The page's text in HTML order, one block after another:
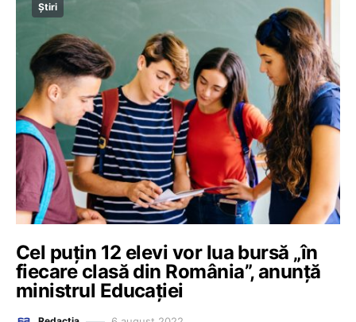
Știri
Cel puțin 12 elevi vor lua bursă „în
fiecare clasă din România”, anunță
ministrul Educației